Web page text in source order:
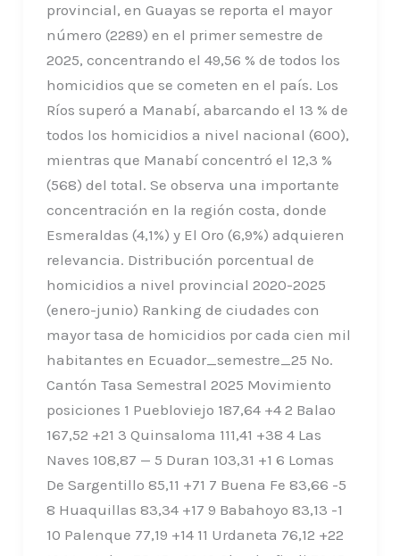
provincial, en Guayas se reporta el mayor
número (2289) en el primer semestre de
2025, concentrando el 49,56 % de todos los
homicidios que se cometen en el país. Los
Ríos superó a Manabí, abarcando el 13 % de
todos los homicidios a nivel nacional (600),
mientras que Manabí concentró el 12,3 %
(568) del total. Se observa una importante
concentración en la región costa, donde
Esmeraldas (4,1%) y El Oro (6,9%) adquieren
relevancia. Distribución porcentual de
homicidios a nivel provincial 2020-2025
(enero-junio) Ranking de ciudades con
mayor tasa de homicidios por cada cien mil
habitantes en Ecuador_semestre_25 No.
Cantón Tasa Semestral 2025 Movimiento
posiciones 1 Puebloviejo 187,64 +4 2 Balao
167,52 +21 3 Quinsaloma 111,41 +38 4 Las
Naves 108,87 — 5 Duran 103,31 +1 6 Lomas
De Sargentillo 85,11 +71 7 Buena Fe 83,66 -5
8 Huaquillas 83,34 +17 9 Babahoyo 83,13 -1
10 Palenque 77,19 +14 11 Urdaneta 76,12 +22